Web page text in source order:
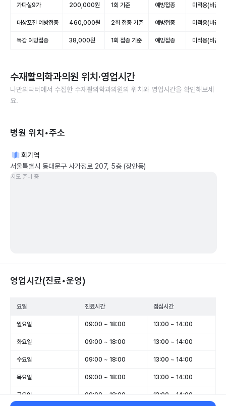
가다실9가 200,000원 1회 기준 예방접종 미적용(비급여)
대상포진 예방접종 460,000원 2회 접종 기준 예방접종 미적용(비급여)
독감 예방접종 38,000원 1회 접종 기준 예방접종 미적용(비급여)
수재활의학과의원 위치·영업시간
나만의닥터에서 수집한 수재활의학과의원의 위치와 영업시간을 확인해보세
요.
병원 위치•주소
회기역
서울특별시 동대문구 사가정로 207, 5층 (장안동)
지도 준비 중
영업시간(진료•운영)
요일 진료시간 점심시간
월요일 09:00 ~ 18:00 13:00 ~ 14:00
화요일 09:00 ~ 18:00 13:00 ~ 14:00
수요일 09:00 ~ 18:00 13:00 ~ 14:00
목요일 09:00 ~ 18:00 13:00 ~ 14:00
금요일 09:00 ~ 18:00 13:00 ~ 14:00